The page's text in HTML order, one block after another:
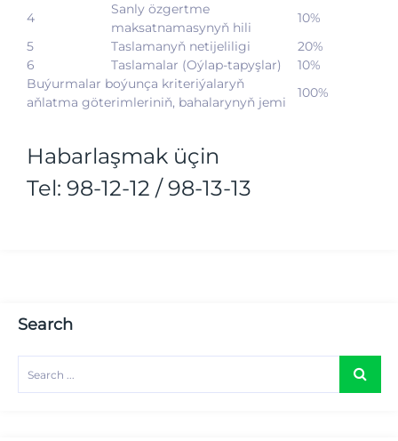
4
Sanly özgertme
maksatnamasynyň hili
10%
5
Taslamanyň netijeliligi
20%
6
Taslamalar (Oýlap-tapyşlar)
10%
Buýurmalar boýunça kriteriýalaryň
aňlatma göterimleriniň, bahalarynyň jemi
100%
Habarlaşmak üçin
Tel: 98-12-12 / 98-13-13
Search